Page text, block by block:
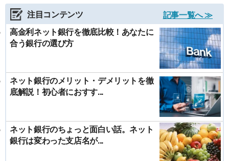
注目コンテンツ
記事一覧へ ≫
高金利ネット銀行を徹底比較！あなたに
合う銀行の選び方
ネット銀行のメリット・デメリットを徹
底解説！初心者におすす...
ネット銀行のちょっと面白い話。ネット
銀行は変わった支店名が...